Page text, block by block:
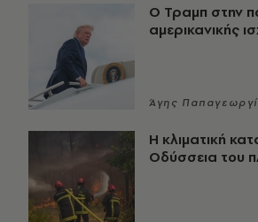
Ο Τραμπ στην
αμερικανικής
Άγης
Η κλιματική
Οδύσσεια του